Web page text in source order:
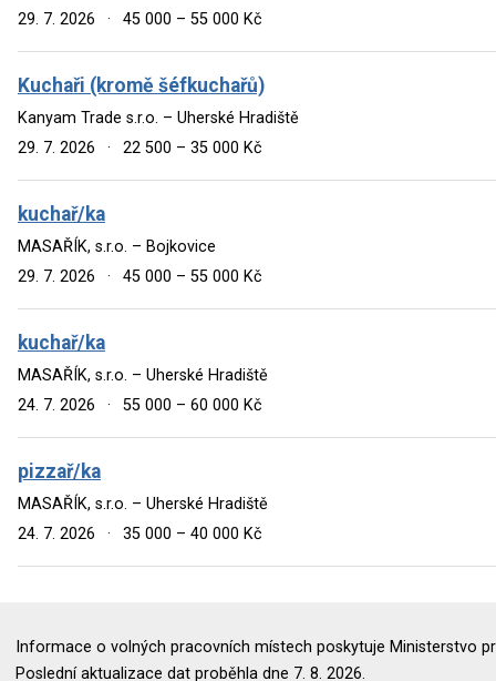
29. 7. 2026
· 45 000 – 55 000 Kč
Kuchaři (kromě šéfkuchařů)
Kanyam Trade s.r.o. – Uherské Hradiště
29. 7. 2026
· 22 500 – 35 000 Kč
kuchař/ka
MASAŘÍK, s.r.o. – Bojkovice
29. 7. 2026
· 45 000 – 55 000 Kč
kuchař/ka
MASAŘÍK, s.r.o. – Uherské Hradiště
24. 7. 2026
· 55 000 – 60 000 Kč
pizzař/ka
MASAŘÍK, s.r.o. – Uherské Hradiště
24. 7. 2026
· 35 000 – 40 000 Kč
Informace o volných pracovních místech poskytuje Ministerstvo
Poslední aktualizace dat proběhla dne 7. 8. 2026.